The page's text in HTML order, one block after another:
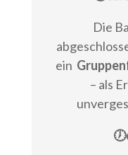
Die
ein
– als